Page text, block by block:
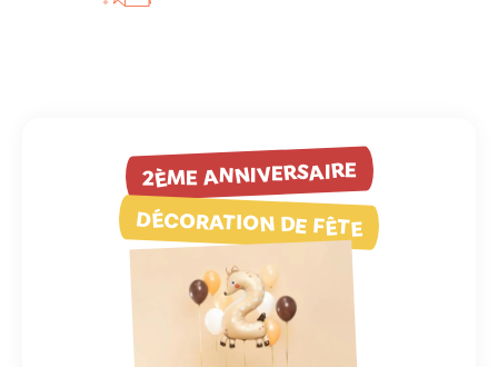
2ÈME ANNIVERSAIRE
DÉCORATION DE FÊTE